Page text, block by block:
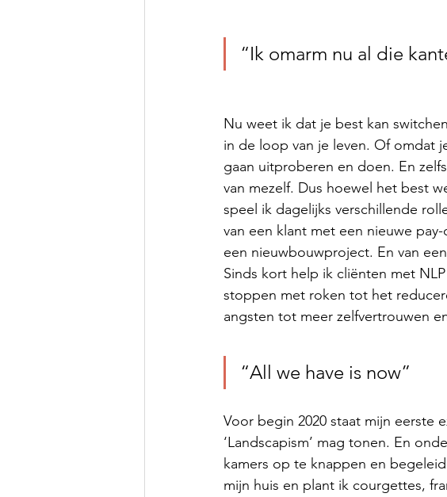
“Ik omarm nu al die
Nu weet ik dat je best kan
in de loop van je leven. Of omdat
gaan uitproberen en doen. En
van mezelf. Dus hoewel het best
speel ik dagelijks verschillende
van een klant met een nieuwe
een nieuwbouwproject. En van
Sinds kort help ik cliënten met
stoppen met roken tot het
angsten tot meer zelfvertrouwen
“All we have is now”
Voor begin 2020 staat mijn eerste
‘Landscapism’ mag tonen. En
kamers op te knappen en
mijn huis en plant ik courgettes,